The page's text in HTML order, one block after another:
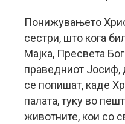
Понижувањето
сестри, што кога
Мајка, Пресвета
праведниот Јосиф,
се попишат, каде
палата, туку во
животните, кои со